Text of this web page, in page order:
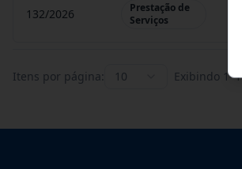
132/2026
Prestação de
Serviços
Itens por página: 10 Exibindo 1–